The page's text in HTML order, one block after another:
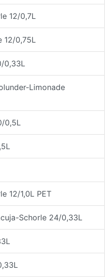
12/0,7L
12/0,75L
0,33L
Limonade
0,5L
12/1,0L PET
Schorle 24/0,33L